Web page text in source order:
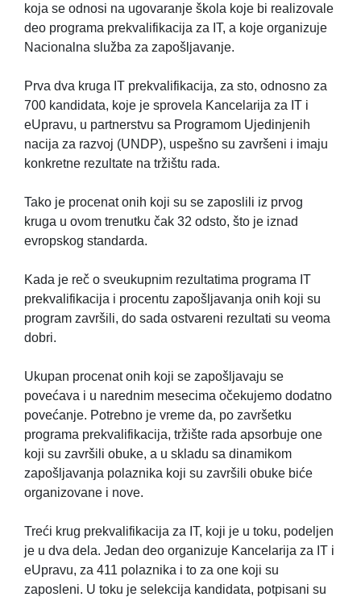
koja se odnosi na ugovaranje škola koje bi realizovale
deo programa prekvalifikacija za IT, a koje organizuje
Nacionalna služba za zapošljavanje.
Prva dva kruga IT prekvalifikacija, za sto, odnosno za
700 kandidata, koje je sprovela Kancelarija za IT i
eUpravu, u partnerstvu sa Programom Ujedinjenih
nacija za razvoj (UNDP), uspešno su završeni i imaju
konkretne rezultate na tržištu rada.
Tako je procenat onih koji su se zaposlili iz prvog
kruga u ovom trenutku čak 32 odsto, što je iznad
evropskog standarda.
Kada je reč o sveukupnim rezultatima programa IT
prekvalifikacija i procentu zapošljavanja onih koji su
program završili, do sada ostvareni rezultati su veoma
dobri.
Ukupan procenat onih koji se zapošljavaju se
povećava i u narednim mesecima očekujemo dodatno
povećanje. Potrebno je vreme da, po završetku
programa prekvalifikacija, tržište rada apsorbuje one
koji su završili obuke, a u skladu sa dinamikom
zapošljavanja polaznika koji su završili obuke biće
organizovane i nove.
Treći krug prekvalifikacija za IT, koji je u toku, podeljen
je u dva dela. Jedan deo organizuje Kancelarija za IT i
eUpravu, za 411 polaznika i to za one koji su
zaposleni. U toku je selekcija kandidata, potpisani su